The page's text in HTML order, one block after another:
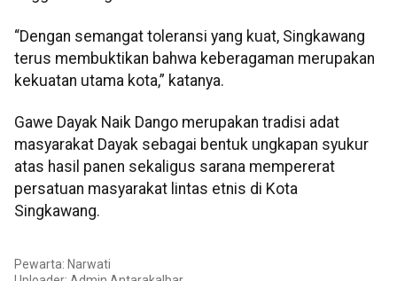
“Dengan semangat toleransi yang kuat, Singkawang
terus membuktikan bahwa keberagaman merupakan
kekuatan utama kota,” katanya.
Gawe Dayak Naik Dango merupakan tradisi adat
masyarakat Dayak sebagai bentuk ungkapan syukur
atas hasil panen sekaligus sarana mempererat
persatuan masyarakat lintas etnis di Kota
Singkawang.
Pewarta: Narwati